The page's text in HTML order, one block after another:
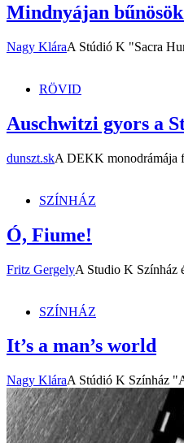
Mindnyájan
Nagy KláraA Stúdió K "Sacra
RÖVID
Auschwitzi gyors a
dunszt.skA DEKK monodrámája
SZÍNHÁZ
Ó, Fiume!
Fritz GergelyA Studio K Színház
SZÍNHÁZ
It’s a man’s world
Nagy KláraA Stúdió K Színház